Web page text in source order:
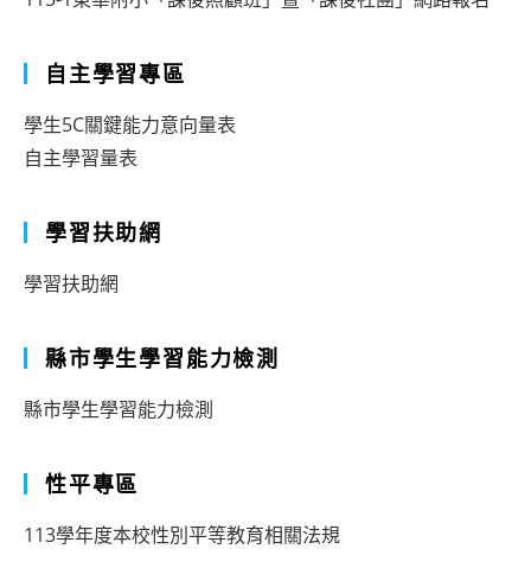
自主學習專區
學生5C關鍵能力意向量表
自主學習量表
學習扶助網
學習扶助網
縣市學生學習能力檢測
縣市學生學習能力檢測
性平專區
113學年度本校性別平等教育相關法規